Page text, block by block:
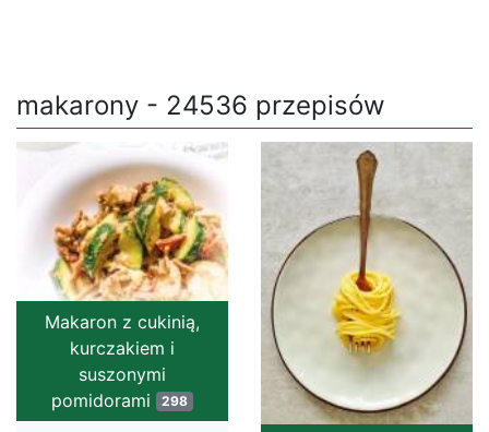
makarony - 24536 przepisów
Makaron z cukinią,
kurczakiem i
suszonymi
pomidorami 298